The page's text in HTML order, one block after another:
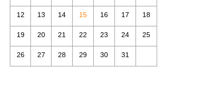
12 13 14 15 16 17 18
19 20 21 22 23 24 25
26 27 28 29 30 31